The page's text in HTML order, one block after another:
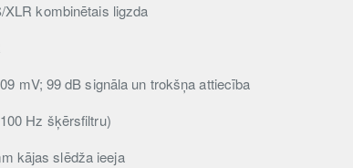
XLR kombinētais ligzda
mV; 99 dB signāla un trokšņa attiecība
Hz šķērsfiltru)
kājas slēdža ieeja